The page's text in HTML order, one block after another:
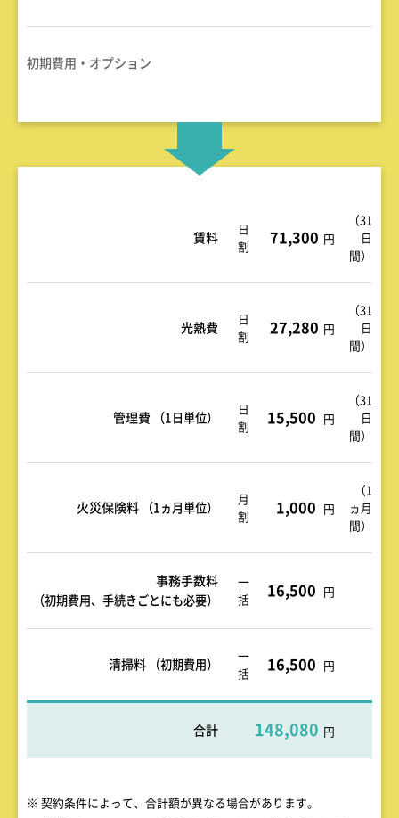
初期費用・オプション
賃料
日
割
71,300 円
（31
日
間）
光熱費
日
割
27,280 円
（31
日
間）
管理費 （1日単位）
日
割
15,500 円
（31
日
間）
火災保険料 （1ヵ月単位）
月
割
1,000 円
（1
ヵ月
間）
事務手数料
（初期費用、手続きごとにも必要）
一
括
16,500 円
清掃料 （初期費用）
一
括
16,500 円
合計 148,080 円
※ 契約条件によって、合計額が異なる場合があります。